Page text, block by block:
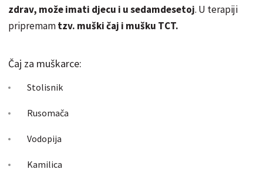
zdrav, može imati djecu i u sedamdesetoj. U terapiji
pripremamtzv. muški čaj i mušku TCT.
Čaj za muškarce:
Stolisnik
Rusomača
Vodopija
Kamilica